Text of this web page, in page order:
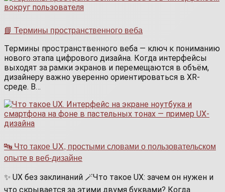
📘 Термины пространственного веба
Термины пространственного веба — ключ к пониманию
нового этапа цифрового дизайна. Когда интерфейсы
выходят за рамки экранов и перемещаются в объём,
дизайнеру важно уверенно ориентироваться в XR-
среде. В…
🔤 Что такое UX, простыми словами о пользовательском
опыте в веб-дизайне
✨ UX без заклинаний 🪄Что такое UX: зачем он нужен и
что скрывается за этими двумя буквами? Когда